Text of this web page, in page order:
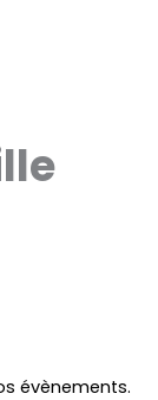
évènements.